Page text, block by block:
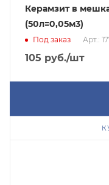
Керамзит в
(50л=0,05м3)
Под заказ Арт.:
105 руб./шт